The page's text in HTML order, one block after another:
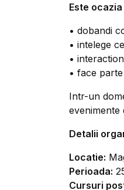
Este ocazia
• dobandi
• intelege
•
• face
Intr-un
evenimente
Detalii
Locatie:
Perioada:
Cursuri